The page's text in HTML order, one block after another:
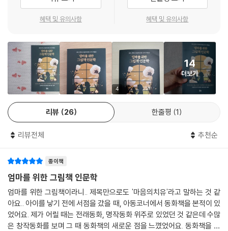
이 있을 것이다. 그럴 때, 『곰씨의 의자』의 결론처럼 내 마음을 용기 내어
고백해서 관계를 회복하는 단순한 해답을 다시 생각해 볼 수 있다.
셋째, 하나의 미술 작품을 보는 것처럼 그림책을 다양한 시각으로 해석하
는 즐거움이 있다. 그림책 연구가로서 우리가 미처 몰랐던 작가의 화풍이
나 그림책 해석법을 상세히 풀어내 지적 호기심을 채워준다.
엄마가 성장할 수 있는 가장 큰 계기는 아이들이다. 따라서 저자는 엄마라
는 이름으로 살아갈 때 무엇을 생각하고, 어떤 태도로 일상을 대해야 하는
지 아이들이 나오는 그림책에서 그 계기를 삼기를 권한다.
아이를 위한 그림책에서
저자는 말한다. 그림책은 단순히 양육을 위해 읽는 책이 아니며, 일상을 다
르게 볼 수 있는 ‘질문’이 담긴 책이라고. 인생의 희로애락이 담긴 내용을
토대로 일상을 깊게 생각해 볼만한 질문들이 많이 담겨 있다고 말이다. 가
령 『너는 기적이야』를 읽으면, 아이를 키우는 일이 힘겨웠던 엄마라도 맨
처음 아이를 가졌을 때의 마음을 돌이키게 한다. 아이가 기쁨을 안겨준 순
혜택 및 유의사항 혜택 및 유의사항
4
14
더보기
리뷰 26 한줄평 1
리뷰전체 추천순
종이책
엄마를 위한 그림책 인문학
엄마를 위한 그림책이라니.. 제목만으로도 '마음의치유'라고 말하는 것 같
아요.. 아이를 낳기 전에 서점을 갔을 때, 아동코너에서 동화책을 본적이 있
었어요. 제가 어릴 때는 전래동화, 명작동화 위주로 있었던 것 같은데 수많
은 창작동화를 보며 그 때 동화책의 새로운 점을 느꼈었어요. 동화책을 보